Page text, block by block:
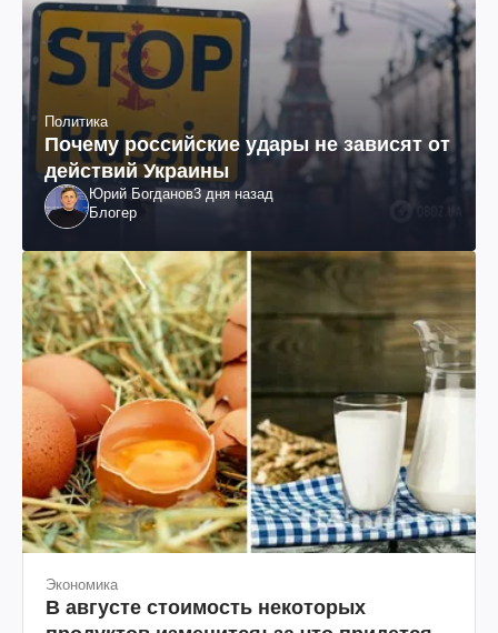
Политика
Почему российские удары не зависят от
действий Украины
Юрий Богданов3 дня назад
Блогер
Экономика
В августе стоимость некоторых